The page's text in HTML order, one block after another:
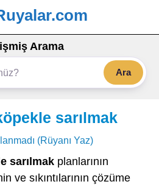
Arama
Ara
sarılmak
(Rüyanı Yaz)
sarılmak planlarının
ve sıkıntılarının çözüme